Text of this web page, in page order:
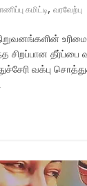
கமிட்டி, வரவேற்பு
தீர்ப்பை
வக்பு